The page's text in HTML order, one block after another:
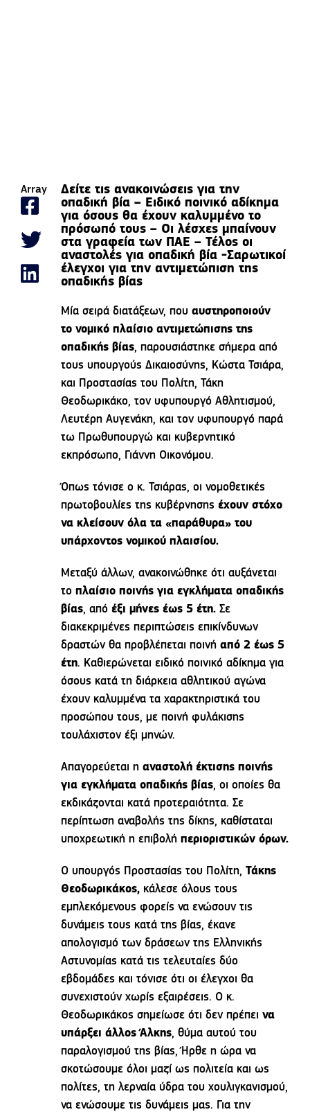
Array
Δείτε τις ανακοινώσεις για την
οπαδική βία – Eιδικό ποινικό αδίκημα
για όσους θα έχουν καλυμμένο το
πρόσωπό τους – Οι λέσχες μπαίνουν
στα γραφεία των ΠΑΕ – Τέλος οι
αναστολές για οπαδική βία -Σαρωτικοί
έλεγχοι για την αντιμετώπιση της
οπαδικής βίας
Μία σειρά διατάξεων, πουαυστηροποιούν
το νομικό πλαίσιο αντιμετώπισης της
οπαδικής βίας, παρουσιάστηκε σήμερα από
τους υπουργούς Δικαιοσύνης, Κώστα Τσιάρα,
και Προστασίας του Πολίτη, Τάκη
Θεοδωρικάκο, τον υφυπουργό Αθλητισμού,
Λευτέρη Αυγενάκη, και τον υφυπουργό παρά
τω Πρωθυπουργώ και κυβερνητικό
εκπρόσωπο, Γιάννη Οικονόμου.
Όπως τόνισε ο κ. Τσιάρας, οι νομοθετικές
πρωτοβουλίες της κυβέρνησηςέχουν στόχο
να κλείσουν όλα τα «παράθυρα» του
υπάρχοντος νομικού πλαισίου.
Μεταξύ άλλων, ανακοινώθηκε ότι αυξάνεται
τοπλαίσιο ποινής για εγκλήματα οπαδικής
βίας, απόέξι μήνες έως 5 έτη. Σε
διακεκριμένες περιπτώσεις επικίνδυνων
δραστών θα προβλέπεται ποινήαπό 2 έως 5
έτη. Καθιερώνεται ειδικό ποινικό αδίκημα για
όσους κατά τη διάρκεια αθλητικού αγώνα
έχουν καλυμμένα τα χαρακτηριστικά του
προσώπου τους, με ποινή φυλάκισης
τουλάχιστον έξι μηνών.
Απαγορεύεται ηαναστολή έκτισης ποινής
για εγκλήματα οπαδικής βίας, οι οποίες θα
εκδικάζονται κατά προτεραιότητα. Σε
περίπτωση αναβολής της δίκης, καθίσταται
υποχρεωτική η επιβολήπεριοριστικών όρων.
Ο υπουργός Προστασίας του Πολίτη, Τάκης
Θεοδωρικάκος, κάλεσε όλους τους
εμπλεκόμενους φορείς να ενώσουν τις
δυνάμεις τους κατά της βίας, έκανε
απολογισμό των δράσεων της Ελληνικής
Αστυνομίας κατά τις τελευταίες δύο
εβδομάδες και τόνισε ότι οι έλεγχοι θα
συνεχιστούν χωρίς εξαιρέσεις. O κ.
Θεοδωρικάκος σημείωσε ότι δεν πρέπεινα
υπάρξει άλλος Άλκης, θύμα αυτού του
παραλογισμού της βίας, Ήρθε η ώρα να
σκοτώσουμε όλοι μαζί ως πολιτεία και ως
πολίτες, τη λερναία ύδρα του χουλιγκανισμού,
να ενώσουμε τις δυνάμεις μας. Για την